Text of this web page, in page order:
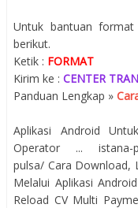
Untuk bantuan format
berikut.
Ketik : FORMAT
Kirim ke : CENTER
Panduan Lengkap »
Aplikasi Android
Operator ... istana-
pulsa/ Cara Download,
Melalui Aplikasi
Reload CV Multi